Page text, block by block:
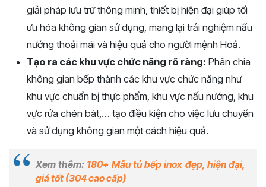
giải pháp lưu trữ thông minh, thiết bị hiện đại giúp tối
ưu hóa không gian sử dụng, mang lại trải nghiệm nấu
nướng thoải mái và hiệu quả cho người mệnh Hoả.
Tạo ra các khu vực chức năng rõ ràng: Phân chia
không gian bếp thành các khu vực chức năng như
khu vực chuẩn bị thực phẩm, khu vực nấu nướng, khu
vực rửa chén bát,… tạo điều kiện cho việc lưu chuyển
và sử dụng không gian một cách hiệu quả.
Xem thêm: 180+ Mẫu tủ bếp inox đẹp, hiện đại,
giá tốt (304 cao cấp)